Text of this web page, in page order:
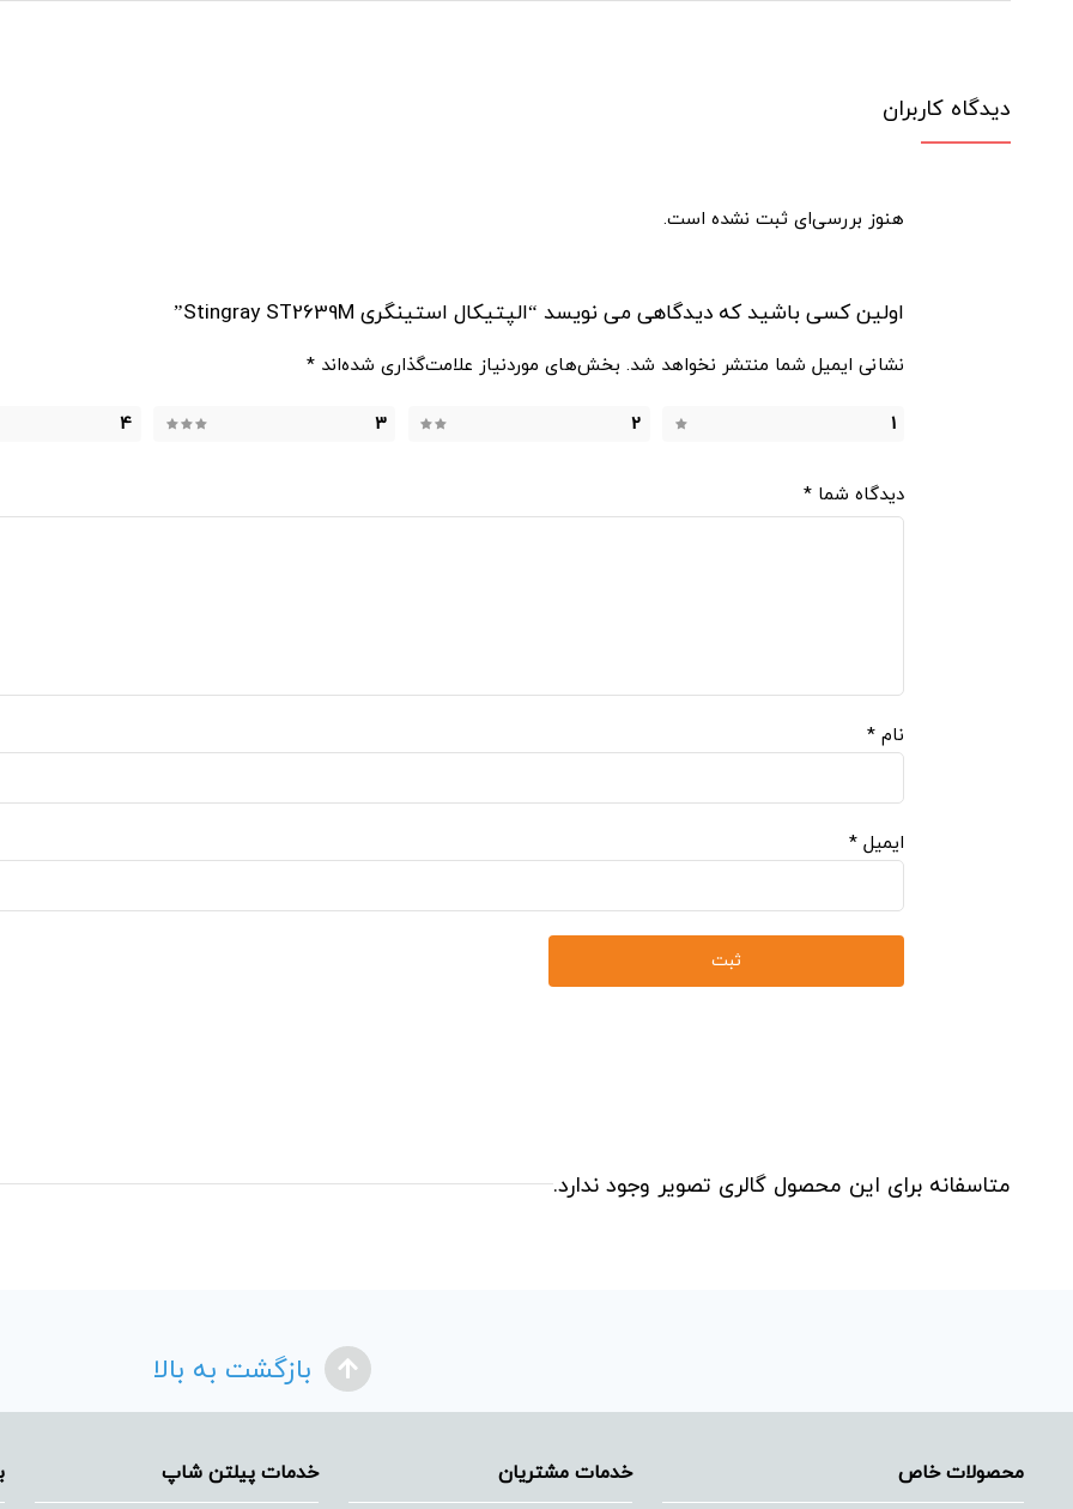
دیدگاه کاربران
هنوز بررسی‌ای ثبت نشده است.
اولین کسی باشید که دیدگاهی می نویسد “الپتیکال استینگری Stingray ST2639M”
نشانی ایمیل شما منتشر نخواهد شد. بخش‌های موردنیاز علامت‌گذاری شده‌اند *
1
2
3
4
دیدگاه شما *
نام *
ایمیل *
متاسفانه برای این محصول گالری تصویر وجود ندارد.
بازگشت به بالا
محصولات خاص خدمات مشتریان خدمات پیلتن شاپ